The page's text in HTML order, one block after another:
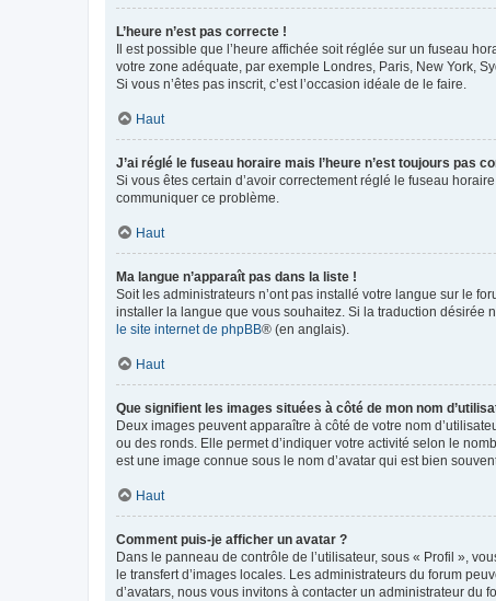
L’heure n’est pas correcte !
Il est possible que l’heure affichée soit réglée sur un fuseau
votre zone adéquate, par exemple Londres, Paris, New York,
Si vous n’êtes pas inscrit, c’est l’occasion idéale de le faire.
Haut
J’ai réglé le fuseau horaire mais l’heure n’est toujours pas
Si vous êtes certain d’avoir correctement réglé le fuseau
communiquer ce problème.
Haut
Ma langue n’apparaît pas dans la liste !
Soit les administrateurs n’ont pas installé votre langue sur le
installer la langue que vous souhaitez. Si la traduction désirée
le site internet de phpBB® (en anglais).
Haut
Que signifient les images situées à côté de mon nom
Deux images peuvent apparaître à côté de votre nom
ou des ronds. Elle permet d’indiquer votre activité selon le
est une image connue sous le nom d’avatar qui est bien
Haut
Comment puis-je afficher un avatar ?
Dans le panneau de contrôle de l’utilisateur, sous « Profil »,
le transfert d’images locales. Les administrateurs du forum
d’avatars, nous vous invitons à contacter un administrateur du